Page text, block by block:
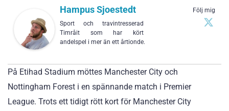
Följ mig
Hampus Sjoestedt
Sport och travintresserad
Timråit som har kört
andelspel i mer än ett årtionde.
På Etihad Stadium möttes Manchester City och
Nottingham Forest i en spännande match i Premier
League. Trots ett tidigt rött kort för Manchester City